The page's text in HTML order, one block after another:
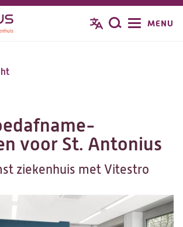
Zoeken
MENU
voor St. Antonius
ziekenhuis met Vitestro